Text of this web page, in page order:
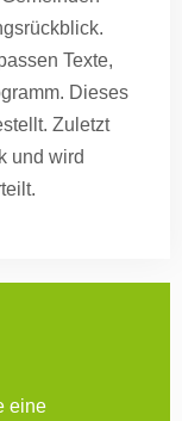
Texte,
Dieses
Zuletzt
und wird
eine